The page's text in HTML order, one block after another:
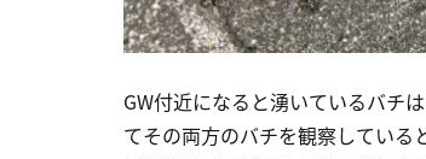
GW付近になると湧いているバチ
てその両方のバチを観察している